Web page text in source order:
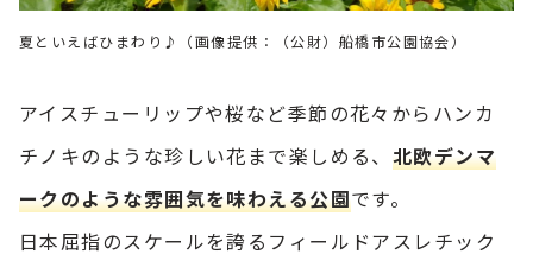
夏といえばひまわり♪（画像提供：（公財）船橋市公園協会）
アイスチューリップや桜など季節の花々からハンカ
チノキのような珍しい花まで楽しめる、 北欧デンマ
ークのような雰囲気を味わえる公園です。
日本屈指のスケールを誇るフィールドアスレチック